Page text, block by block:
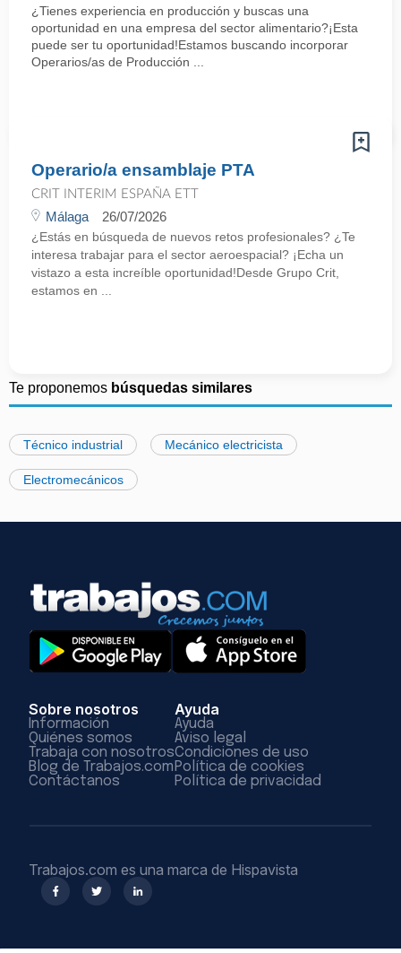
¿Tienes experiencia en producción y buscas una
oportunidad en una empresa del sector alimentario?¡Esta
puede ser tu oportunidad!Estamos buscando incorporar
Operarios/as de Producción ...
Operario/a ensamblaje PTA
CRIT INTERIM ESPAÑA ETT
Málaga 26/07/2026
¿Estás en búsqueda de nuevos retos profesionales? ¿Te
interesa trabajar para el sector aeroespacial? ¡Echa un
vistazo a esta increíble oportunidad!Desde Grupo Crit,
estamos en ...
Te proponemos búsquedas similares
Técnico industrial Mecánico electricista
Electromecánicos
Sobre nosotros
Información
Quiénes somos
Trabaja con nosotros
Blog de Trabajos.com
Contáctanos
Ayuda
Ayuda
Aviso legal
Condiciones de uso
Política de cookies
Política de privacidad
Trabajos.com es una marca de Hispavista